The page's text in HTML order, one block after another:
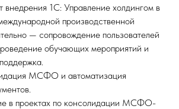
внедрения 1С: Управление холдингом в
производственной
— сопровождение пользователей
обучающих мероприятий и
МСФО и автоматизация
в проектах по консолидации МСФО-